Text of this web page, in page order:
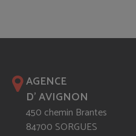
AGENCE
D' AVIGNON
450 chemin Brantes
84700 SORGUES